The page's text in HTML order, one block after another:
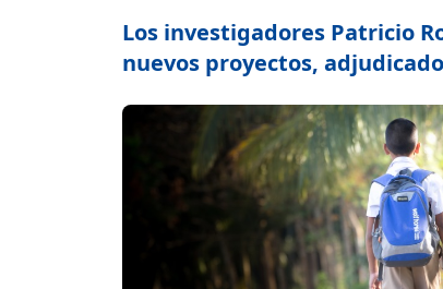
Los investigadores Patricio
nuevos proyectos,